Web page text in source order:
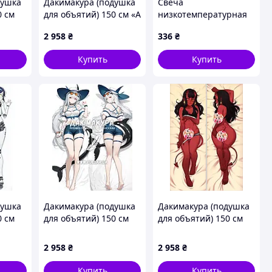
см
для объятий) 150 см «A
Unno» tape 1
2 958 ₴
Купить
низкотемпературная
воском
336 ₴
Купить
см
Дакимакура (подушка
для объятий) 150 см
Waverider» tape 1
2 958 ₴
Дакимакура (подушка
для объятий) 150 см
[18+]
2 958 ₴